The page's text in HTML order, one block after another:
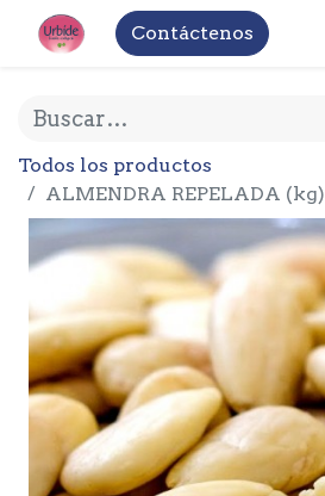
Contáctenos
Todos los productos
ALMENDRA REPELADA (kg)